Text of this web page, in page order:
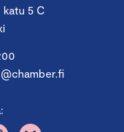
katu 5 C